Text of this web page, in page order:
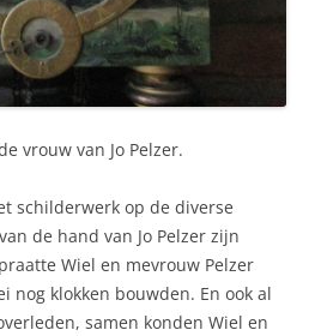
vrouw van Jo Pelzer.
schilderwerk op de diverse
de hand van Jo Pelzer zijn
Wiel en mevrouw Pelzer
nog klokken bouwden. En ook al
samen konden Wiel en